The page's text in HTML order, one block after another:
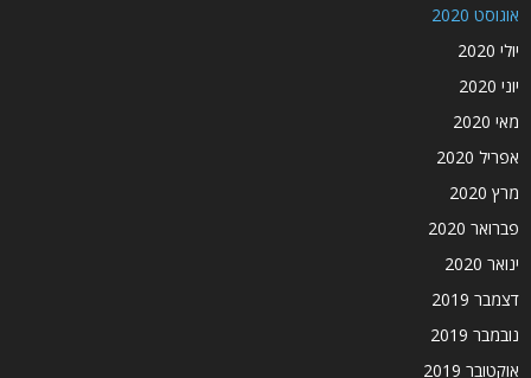
אוגוסט 2020
יולי 2020
יוני 2020
מאי 2020
אפריל 2020
מרץ 2020
פברואר 2020
ינואר 2020
דצמבר 2019
נובמבר 2019
אוקטובר 2019